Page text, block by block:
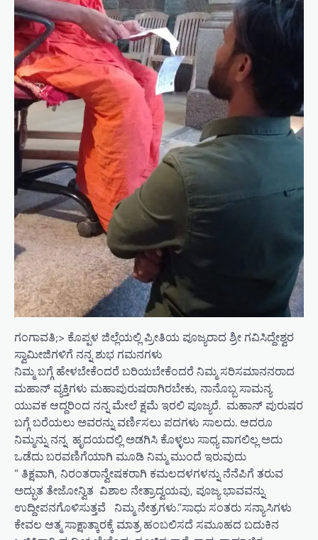
ಗಂಗಾವತಿ;> ಕೊಪ್ಪಳ ಜಿಲ್ಲೆಯಲ್ಲಿ ಪ್ರೀತಿಯ ಪೂಜ್ಯರಾದ ಶ್ರೀ ಗವಿಸಿದ್ದೇಶ್ವರ
ಸ್ವಾಮೀಜಿಗಳಿಗೆ ನನ್ನ ಶುಭ ಗಮನಗಳು
ನಿಮ್ಮ ಬಗ್ಗೆ ಹೇಳಬೇಕೆಂದರೆ ಬರಿಯಬೇಕೆಂದರೆ ನಿಮ್ಮ ಸರಿಸಮಾನನರಾದ
ಮಹಾನ್ ವ್ಯಕ್ತಿಗಳು ಮಹಾಪುರುಷರಾಗಿರಬೇಕು, ನಾನೊಬ್ಬ ಸಾಮನ್ಯ
ಯುವಕ ಆದ್ದರಿಂದ ನನ್ನ ಮೇಲೆ ಕ್ಷಮೆ ಇರಲಿ ಪೂಜ್ಯರೆ. ಮಹಾನ್ ಪುರುಷರ
ಬಗ್ಗೆ ಬರೆಯಲು ಅವರನ್ನು ವರ್ಣಿಸಲು ಪದಗಳು ಸಾಲದು. ಆದರೂ
ನಿಮ್ಮನ್ನು ನನ್ನ ಹೃದಯದಲ್ಲಿ ಅಡಗಿಸಿ ಕೊಳ್ಳಲು ಸಾಧ್ಯ ವಾಗಲಿಲ್ಲ ಅದು
ಒಡೆದು ಬರವಣಿಗೆಯಾಗಿ ಮೂಡಿ ನಿಮ್ಮ ಮುಂದೆ ಇರುವುದು
” ತಿಕ್ಷವಾಗಿ, ನಿರಂತರಾನ್ವೇಷಕರಾಗಿ ಕಮಲದಳಗಳನ್ನು ನೆನೆಪಿಗೆ ತರುವ
ಅದ್ಭುತ ತೇಜೋನ್ವಿತ ವಿಶಾಲ ನೇತ್ರಾದ್ವಯವು, ಪೂಜ್ಯ ಭಾವವನ್ನು
ಉದ್ದೀಪನಗೊಳಿಸುತ್ತವೆ ನಿಮ್ಮ ನೇತ್ರಗಳು.”ಸಾಧು ಸಂತರು ಸನ್ಯಾಸಿಗಳು
ಕೇವಲ ಆತ್ಮ ಸಾಕ್ಷಾತ್ಕಾರಕ್ಕೆ ಮಾತ್ರ ಹಂಬಲಿಸದೆ ಸಮೂಹದ ಬದುಕಿನ